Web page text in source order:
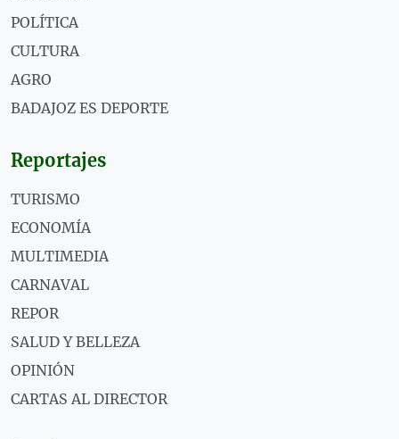
POLÍTICA
CULTURA
AGRO
BADAJOZ ES DEPORTE
Reportajes
TURISMO
ECONOMÍA
MULTIMEDIA
CARNAVAL
REPOR
SALUD Y BELLEZA
OPINIÓN
CARTAS AL DIRECTOR